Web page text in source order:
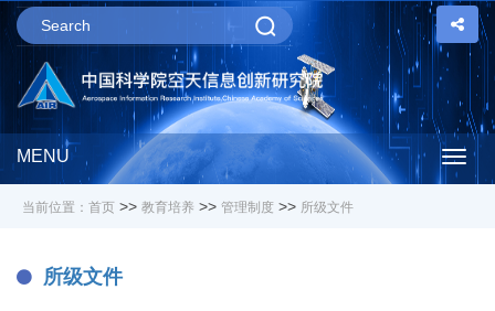
MENU
当前位置： 首页 >> 教育培养 >> 管理制度 >> 所级文件
所级文件